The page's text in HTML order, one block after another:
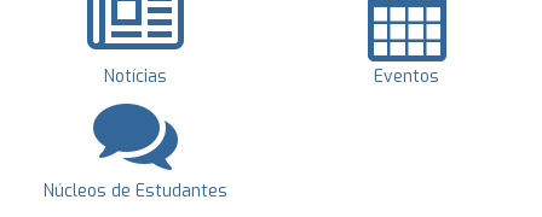
Notícias Eventos
Núcleos de Estudantes